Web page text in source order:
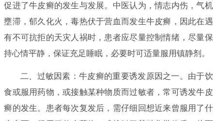
促进了牛皮癣的发生与发展。中医认为，情志内伤，气机
壅滞，郁久化火，毒热伏于营血而发生牛皮癣，因此在遇
有不可抗拒的天灾人祸时，患者应尽量控制情绪，尽量保
持心情平静，保证充足睡眠，必要时可适量服用镇静剂。
二、过敏因素：牛皮癣的重要诱发原因之一。由于饮
食或服用药物，或接触某种物质而过敏者，常可诱发牛皮
癣的发生。患者每次复发后，需仔细回想近来曾服用了什